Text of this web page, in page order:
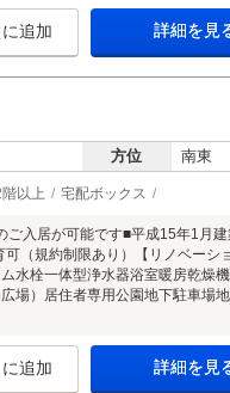
追加 詳細を見
方位 南東
以上 宅配ボックス
入居が可能です■平成15年1月建
（規約制限あり）【リノベーシ
水栓一体型浄水器浴室暖房乾燥
場）居住者専用公園地下駐車場
追加 詳細を見